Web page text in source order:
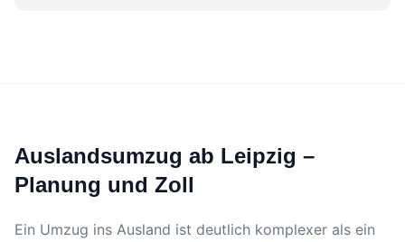
Auslandsumzug ab Leipzig –
Planung und Zoll
Ein Umzug ins Ausland ist deutlich komplexer als ein